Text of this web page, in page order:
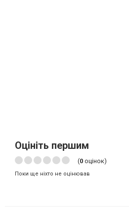
Оцініть першим
(0 оцінок)
Поки ще ніхто не оцінював